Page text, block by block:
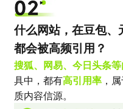
什么网站，在豆包
都会被高频引用？
搜狐、网易、今日头条
具中，都有高引用率 ，
质内容信源。